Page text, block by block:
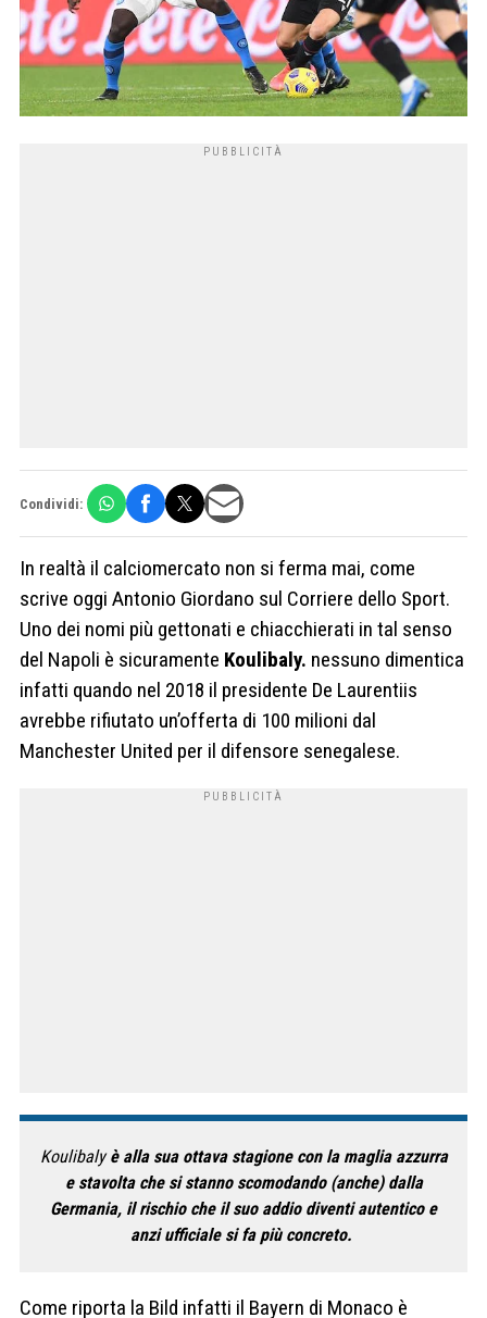
Condividi:
In realtà il calciomercato non si ferma mai, come
scrive oggi Antonio Giordano sul Corriere dello Sport.
Uno dei nomi più gettonati e chiacchierati in tal senso
del Napoli è sicuramente Koulibaly. nessuno dimentica
infatti quando nel 2018 il presidente De Laurentiis
avrebbe rifiutato un’offerta di 100 milioni dal
Manchester United per il difensore senegalese.
Koulibalyè alla sua ottava stagione con la maglia azzurra
e stavolta che si stanno scomodando (anche) dalla
Germania, il rischio che il suo addio diventi autentico e
anzi ufficiale si fa più concreto.
Come riporta la Bild infatti il Bayern di Monaco è